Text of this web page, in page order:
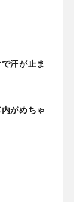
汗が止ま
がめちゃ